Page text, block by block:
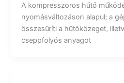
A kompresszoros hűtő
nyomásváltozáson alapul; a
összesűríti a hűtőközeget,
cseppfolyós anyagot